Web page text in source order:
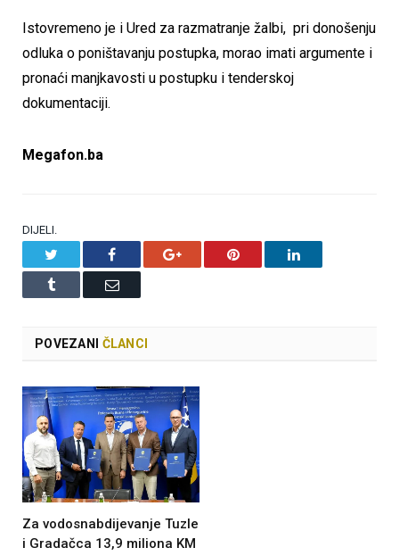
Istovremeno je i Ured za razmatranje žalbi, pri donošenju
odluka o poništavanju postupka, morao imati argumente i
pronaći manjkavosti u postupku i tenderskoj
dokumentaciji.
Megafon.ba
DIJELI.
Facebook Google+ Pinterest LinkedIn
Tumblr Email
POVEZANI ČLANCI
Za vodosnabdijevanje Tuzle
i Gradačca 13,9 miliona KM